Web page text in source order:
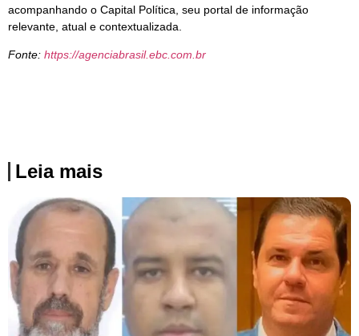
acompanhando o Capital Política, seu portal de informação
relevante, atual e contextualizada.
Fonte: https://agenciabrasil.ebc.com.br
Leia mais